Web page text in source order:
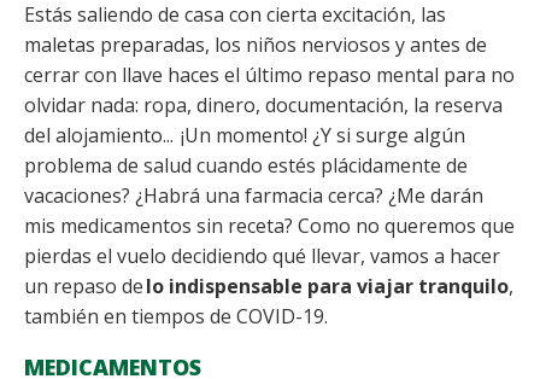
Estás saliendo de casa con cierta excitación, las
maletas preparadas, los niños nerviosos y antes de
cerrar con llave haces el último repaso mental para no
olvidar nada: ropa, dinero, documentación, la reserva
del alojamiento... ¡Un momento! ¿Y si surge algún
problema de salud cuando estés plácidamente de
vacaciones? ¿Habrá una farmacia cerca? ¿Me darán
mis medicamentos sin receta? Como no queremos que
pierdas el vuelo decidiendo qué llevar, vamos a hacer
un repaso delo indispensable para viajar tranquilo,
también en tiempos de COVID-19.
MEDICAMENTOS